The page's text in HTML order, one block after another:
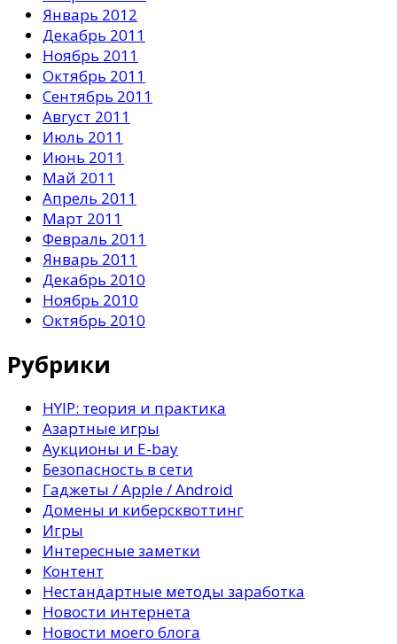
Январь 2012
Декабрь 2011
Ноябрь 2011
Октябрь 2011
Сентябрь 2011
Август 2011
Июль 2011
Июнь 2011
Май 2011
Апрель 2011
Март 2011
Февраль 2011
Январь 2011
Декабрь 2010
Ноябрь 2010
Октябрь 2010
Рубрики
HYIP: теория и практика
Азартные игры
Аукционы и E-bay
Безопасность в сети
Гаджеты / Apple / Android
Домены и киберсквоттинг
Игры
Интересные заметки
Контент
Нестандартные методы заработка
Новости интернета
Новости моего блога